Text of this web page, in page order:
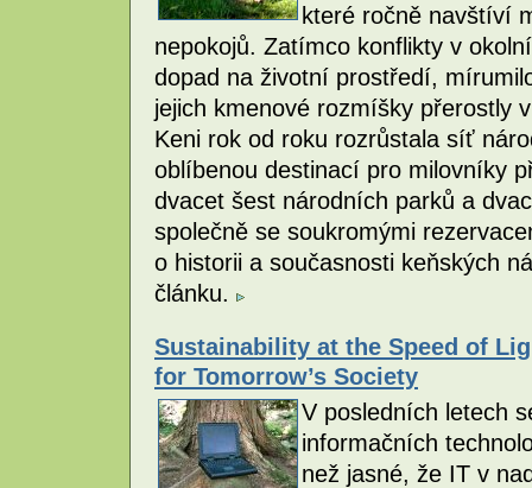
které ročně navštíví
nepokojů. Zatímco konflikty v
dopad na životní prostředí,
jejich kmenové rozmíšky přerostly
Keni rok od roku rozrůstala síť
oblíbenou destinací pro milovníky
dvacet šest národních parků a
společně se soukromými
o historii a současnosti keňských
článku.
Sustainability at the Speed of
for Tomorrow’s Society
V posledních letech
informačních
než jasné, že IT v